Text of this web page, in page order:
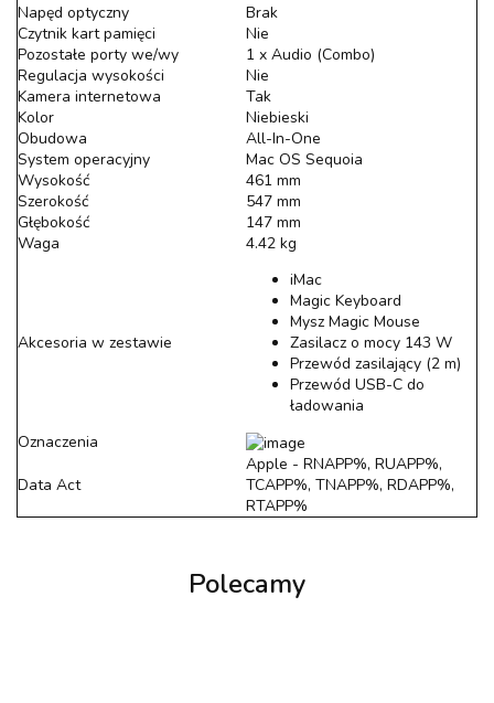
Napęd optyczny
Brak
Czytnik kart pamięci
Nie
Pozostałe porty we/wy
1 x Audio (Combo)
Regulacja wysokości
Nie
Kamera internetowa
Tak
Kolor
Niebieski
Obudowa
All-In-One
System operacyjny
Mac OS Sequoia
Wysokość
461 mm
Szerokość
547 mm
Głębokość
147 mm
Waga
4.42 kg
Akcesoria w zestawie
iMac
Magic Keyboard
Mysz Magic Mouse
Zasilacz o mocy 143 W
Przewód zasilający (2 m)
Przewód USB-C do
ładowania
Oznaczenia
Data Act
Apple - RNAPP%, RUAPP%,
TCAPP%, TNAPP%, RDAPP%,
RTAPP%
Polecamy